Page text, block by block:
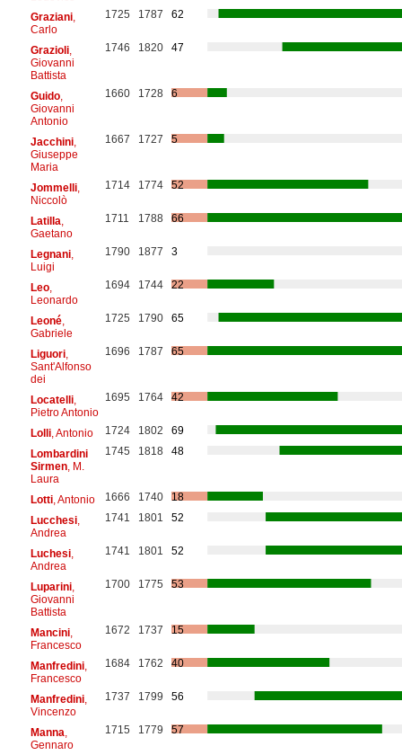
Graziani,
Carlo
1725 1787 62
Grazioli,
Giovanni
Battista
1746 1820 47
Guido,
Giovanni
Antonio
1660 1728 6
Jacchini,
Giuseppe
Maria
1667 1727 5
Jommelli,
Niccolò
1714 1774 52
Latilla
Gaetano
1711 1788 66
Legnani,
Luigi
1790 1877 3
Leo,
Leonardo
1694 1744 22
Leoné,
Gabriele
1725 1790 65
Liguori,
Sant'Alfonso
dei
1696 1787 65
Locatelli,
Pietro Antonio
1695 1764 42
Lolli, Antonio 1724 1802
69
Lombardini
Sirmen, M.
Laura
1745 1818 48
Lotti, Antonio 1666 1740
18
Lucchesi,
Andrea
1741 1801 52
Luchesi,
Andrea
1741 1801 52
Luparini,
Giovanni
Battista
1700 1775 53
Mancini,
Francesco
1672 1737 15
Manfredini,
Francesco
1684 1762 40
Manfredini,
Vincenzo
1737 1799 56
Manna
Gennaro
1715 1779 57